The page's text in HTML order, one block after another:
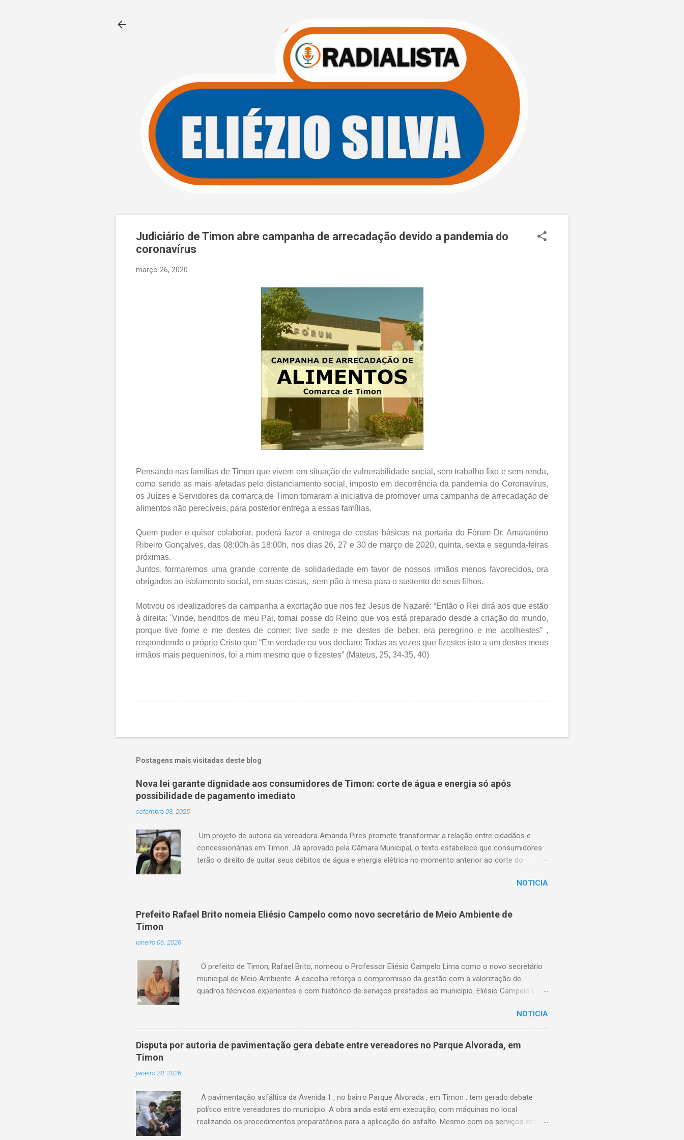
Judiciário de Timon abre campanha de arrecadação devido a pandemia do
coronavírus
março 26, 2020
Pensando nas famílias de Timon que vivem em situação de vulnerabilidade social, sem trabalho fixo e sem renda,
como sendo as mais afetadas pelo distanciamento social, imposto em decorrência da pandemia do Coronavírus,
os Juízes e Servidores da comarca de Timon tomaram a iniciativa de promover uma campanha de arrecadação de
alimentos não perecíveis, para posterior entrega a essas famílias.
Quem puder e quiser colaborar, poderá fazer a entrega de cestas básicas na portaria do Fórum Dr. Amarantino
Ribeiro Gonçalves, das 08:00h às 18:00h, nos dias 26, 27 e 30 de março de 2020, quinta, sexta e segunda-feiras
próximas.
Juntos, formaremos uma grande corrente de solidariedade em favor de nossos irmãos menos favorecidos, ora
obrigados ao isolamento social, em suas casas, sem pão à mesa para o sustento de seus filhos.
Motivou os idealizadores da campanha a exortação que nos fez Jesus de Nazaré: “Então o Rei dirá aos que estão
à direita: ´Vinde, benditos de meu Pai, tomai posse do Reino que vos está preparado desde a criação do mundo,
porque tive fome e me destes de comer; tive sede e me destes de beber, era peregrino e me acolhestes” ,
respondendo o próprio Cristo que “Em verdade eu vos declaro: Todas as vezes que fizestes isto a um destes meus
irmãos mais pequeninos, foi a mim mesmo que o fizestes” (Mateus, 25, 34-35, 40)
Postagens mais visitadas deste blog
Nova lei garante dignidade aos consumidores de Timon: corte de água e energia só após
possibilidade de pagamento imediato
setembro 03, 2025
Um projeto de autoria da vereadora Amanda Pires promete transformar a relação entre cidadãos e
concessionárias em Timon. Já aprovado pela Câmara Municipal, o texto estabelece que consumidores
terão o direito de quitar seus débitos de água e energia elétrica no momento anterior ao corte do
de atraso. A medida chega em um momento em que milhares de timonenses enfrentam dificuldades
financeiras e, muitas vezes, veem-se surpreendidos pelo corte abrupto do fornecimento. A nova lei,
agora aguardando a sanção do prefeito, representa um avanço significativo na proteção dos usuários.
“Os usuários dos serviços de água e luz ganharam uma nova ferramenta, possibilitando, no momento
NOTICIA
Prefeito Rafael Brito nomeia Eliésio Campelo como novo secretário de Meio Ambiente de
Timon
janeiro 06, 2026
O prefeito de Timon, Rafael Brito, nomeou o Professor Eliésio Campelo Lima como o novo secretário
municipal de Meio Ambiente. A escolha reforça o compromisso da gestão com a valorização de
quadros técnicos experientes e com histórico de serviços prestados ao município. Eliésio Campelo Lima
de sua carreira, ocupou cargos estratégicos tanto no Maranhão quanto no Piauí, sempre com atuação
reconhecida pela capacidade administrativa e pelo diálogo institucional. Entre as funções exercidas,
destaca-se o período em que foi gestor da Unidade Regional de Educação (URE) de Timon, quando
esteve à frente da coordenação das políticas educacionais estaduais na região, contribuindo para a
NOTICIA
Disputa por autoria de pavimentação gera debate entre vereadores no Parque Alvorada, em
Timon
janeiro 28, 2026
A pavimentação asfáltica da Avenida 1 , no bairro Parque Alvorada , em Timon , tem gerado debate
político entre vereadores do município. A obra ainda está em execução, com máquinas no local
realizando os procedimentos preparatórios para a aplicação do asfalto. Mesmo com os serviços em